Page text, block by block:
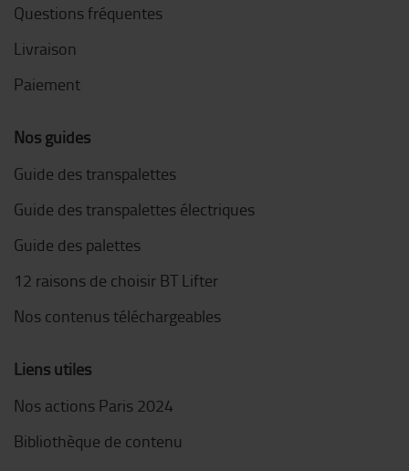
Questions fréquentes
Livraison
Paiement
Nos guides
Guide des transpalettes
Guide des transpalettes électriques
Guide des palettes
12 raisons de choisir BT Lifter
Nos contenus téléchargeables
Liens utiles
Nos actions Paris 2024
Bibliothèque de contenu